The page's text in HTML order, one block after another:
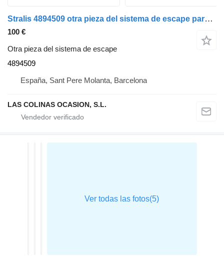
Stralis 4894509 otra pieza del sistema de escape para IVECO Stralis camión
100 €
Otra pieza del sistema de escape
4894509
España, Sant Pere Molanta, Barcelona
LAS COLINAS OCASION, S.L.